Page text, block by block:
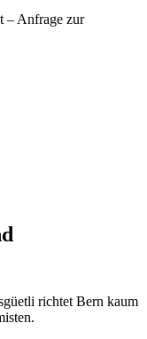
– Anfrage zur
richtet Bern kaum